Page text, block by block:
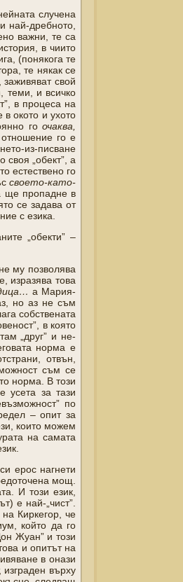
случена
най-дребното,
важни, те са
в чиито
(понякога те
те някак се
свой
теми, и всичко
в процеса на
окото и ухото
гоочаква,
го е
из-писване
„обект”, а
естествено го
своето-като-
ще пропадне в
се задава от
с езика.
„обекти” –
му позволява
изразява това
а Мария-
но аз не съм
собствената
в която
„друг” и не-
норма е
отвън,
съм се
норма. В този
усета за тази
по
– опит за
които можем
на самата
ерос нагнети
мощ.
И този език,
е най-„чист”.
Киркегор, че
който да го
Жуан” и този
и опитът на
в онази
изграден върху